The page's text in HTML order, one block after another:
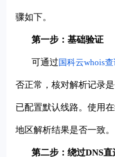
骤如下。
第一步：基础验证
可通过国科云whois查
否正常，核对解析记录
已配置默认线路。使用
地区解析结果是否一致。
第二步：绕过DNS直